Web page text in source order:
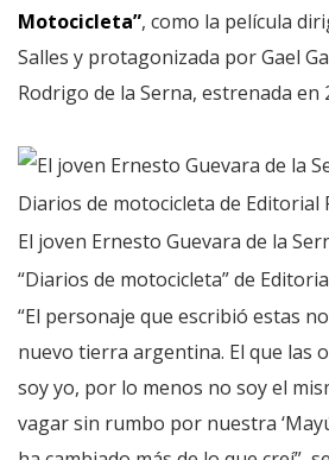
Motocicleta”, como la película
Salles y protagonizada por Gael
Rodrigo de la Serna, estrenada en
El joven Ernesto Guevara de la
“Diarios de motocicleta” de
“El personaje que escribió estas
nuevo tierra argentina. El que las
soy yo, por lo menos no soy el
vagar sin rumbo por nuestra